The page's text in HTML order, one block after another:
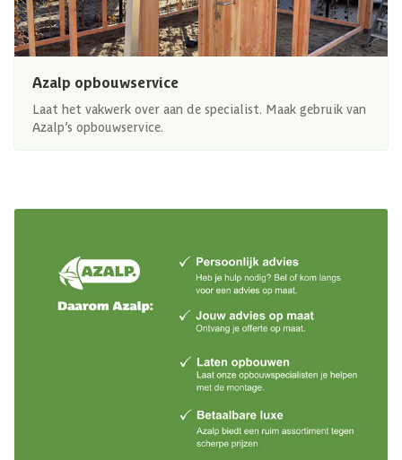
Azalp opbouwservice
Laat het vakwerk over aan de specialist. Maak gebruik van
Azalp’s opbouwservice.